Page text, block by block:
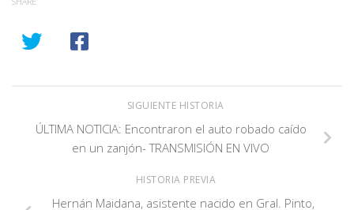
SIGUIENTE HISTORIA
ÚLTIMA NOTICIA: Encontraron el auto robado caído
en un zanjón- TRANSMISIÓN EN VIVO
HISTORIA PREVIA
Hernán Maidana, asistente nacido en Gral. Pinto,